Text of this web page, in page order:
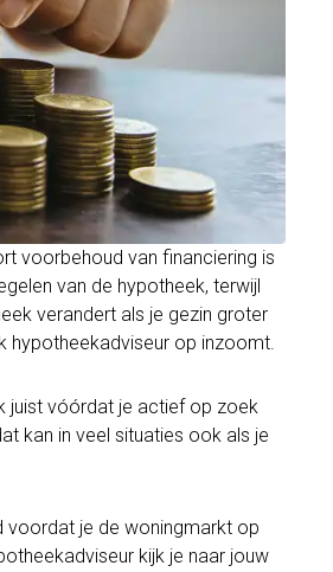
voorbehoud van financiering is
van de hypotheek, terwijl
verandert als je gezin groter
hypotheekadviseur op inzoomt.
juist vóórdat je actief op zoek
kan in veel situaties ook als je
voordat je de woningmarkt op
kijk je naar jouw